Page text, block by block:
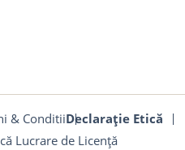
& ConditiiDeclarație Etică
Lucrare de Licență